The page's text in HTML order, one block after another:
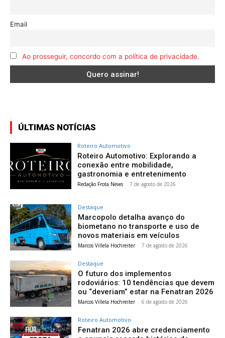
Email
Ao prosseguir, concordo com a política de privacidade.
ÚLTIMAS NOTÍCIAS
Roteiro Automotivo
Roteiro Automotivo: Explorando a
conexão entre mobilidade,
gastronomia e entretenimento
Redação Frota News - 7 de agosto de 2026
Destaque
Marcopolo detalha avanço do
biometano no transporte e uso de
novos materiais em veículos
Marcos Villela Hochreiter - 7 de agosto de 2026
Destaque
O futuro dos implementos
rodoviários: 10 tendências que devem
ou “deveriam” estar na Fenatran 2026
Marcos Villela Hochreiter - 6 de agosto de 2026
Roteiro Automotivo
Fenatran 2026 abre credenciamento